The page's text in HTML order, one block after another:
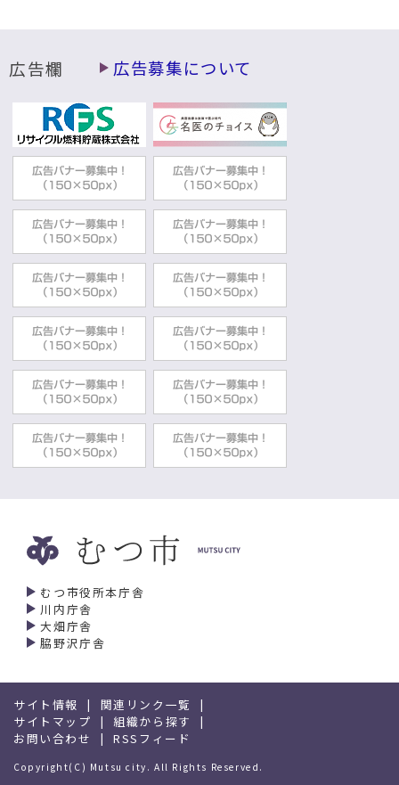
広告欄 広告募集について
むつ市役所本庁舎
川内庁舎
大畑庁舎
脇野沢庁舎
サイト情報
関連リンク一覧
サイトマップ
組織から探す
お問い合わせ
RSSフィード
Copyright(C) Mutsu city. All Rights Reserved.